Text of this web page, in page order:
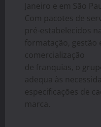
Janeiro e em São
Com pacotes de
pré-estabelecidos na
formatação, gestão
comercialização
de franquias , o
adequa às
especificações de
marca.